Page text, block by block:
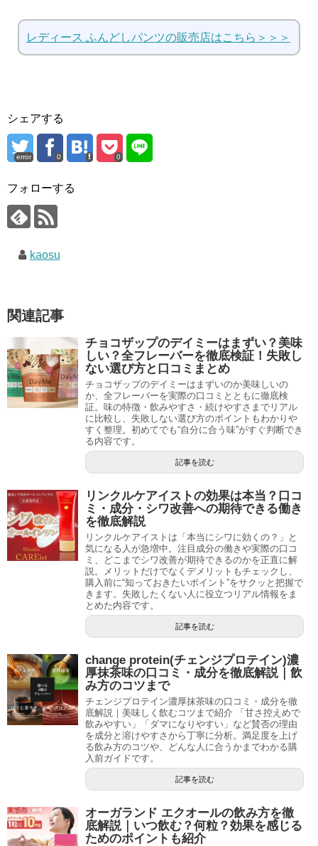
レディース ふんどしパンツの販売店はこちら＞＞＞
シェアする
error 0 0
フォローする
kaosu
関連記事
チョコザップのデイミーはまずい？美味
しい？全フレーバーを徹底検証！失敗し
ない選び方と口コミまとめ
チョコザップのデイミーはまずいのか美味しいの
か、全フレーバーを実際の口コミとともに徹底検
証。味の特徴・飲みやすさ・続けやすさまでリアル
に比較し、失敗しない選び方のポイントもわかりや
すく整理。初めてでも“自分に合う味”がすぐ判断でき
る内容です。
記事を読む
リンクルケアイストの効果は本当？口コ
ミ・成分・シワ改善への期待できる働き
を徹底解説
リンクルケアイストは「本当にシワに効くの？」と
気になる人が急増中。注目成分の働きや実際の口コ
ミ、どこまでシワ改善が期待できるのかを正直に解
説。メリットだけでなくデメリットもチェックし、
購入前に“知っておきたいポイント”をサクッと把握で
きます。失敗したくない人に役立つリアル情報をま
とめた内容です。
記事を読む
change protein(チェンジプロテイン)濃
厚抹茶味の口コミ・成分を徹底解説｜飲
み方のコツまで
チェンジプロテイン濃厚抹茶味の口コミ・成分を徹
底解説｜美味しく飲むコツまで紹介 「甘さ控えめで
飲みやすい」「ダマになりやすい」など賛否の理由
を成分と溶けやすさから丁寧に分析。満足度を上げ
る飲み方のコツや、どんな人に合うかまでわかる購
入前ガイドです。
記事を読む
オーガランド エクオールの飲み方を徹
底解説｜いつ飲む？何粒？効果を感じる
ためのポイントも紹介